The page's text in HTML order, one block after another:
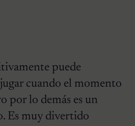
puede
cuando el momento
por lo demás es un
Es muy divertido